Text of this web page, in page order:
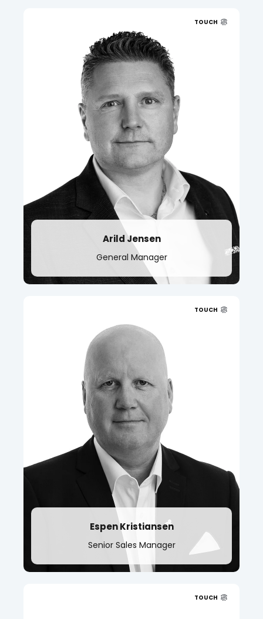
TOUCH
t.+47 916 65 281
Arild Jensen
General Manager
TOUCH
t. +47 476 54 844
Espen Kristiansen
Senior Sales Manager
TOUCH